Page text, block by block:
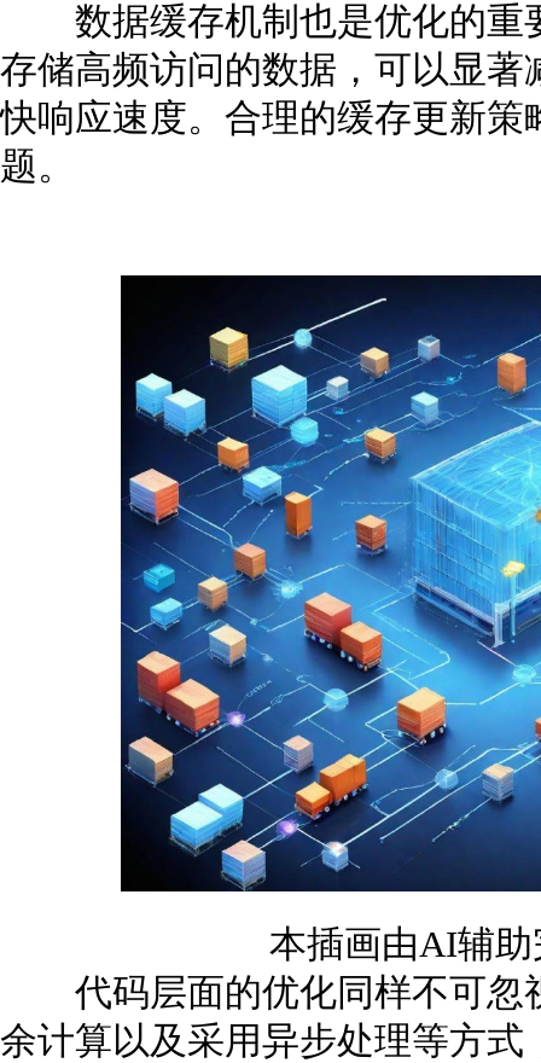
数据缓存机制也是优化的重
存储高频访问的数据，可以显
快响应速度。合理的缓存更新
题。
本插画由AI辅
代码层面的优化同样不可忽
余计算以及采用异步处理等方